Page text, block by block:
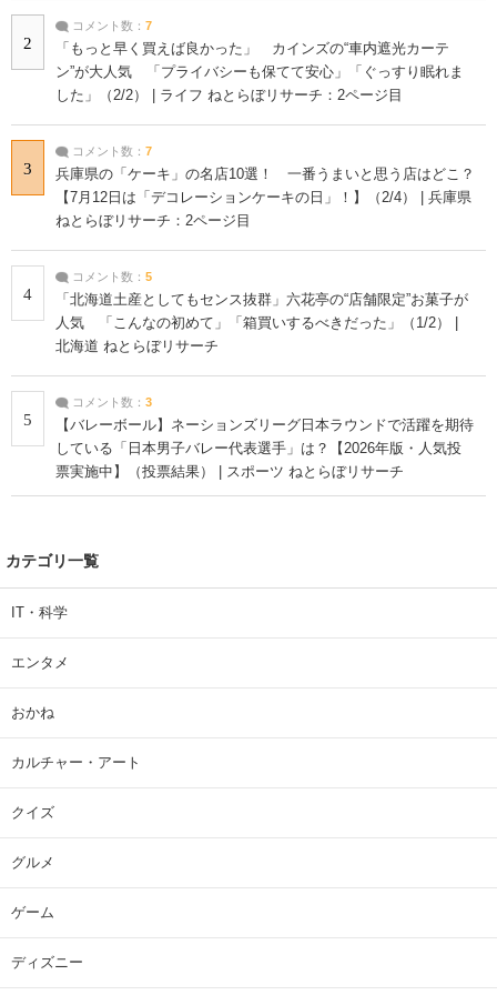
2
コメント数： 7
「もっと早く買えば良かった」 カインズの“車内遮光カーテ
ン”が大人気 「プライバシーも保てて安心」「ぐっすり眠れま
した」（2/2） | ライフ ねとらぼリサーチ：2ページ目
3
コメント数： 7
兵庫県の「ケーキ」の名店10選！ 一番うまいと思う店はどこ？
【7月12日は「デコレーションケーキの日」！】（2/4） | 兵庫県
ねとらぼリサーチ：2ページ目
4
コメント数： 5
「北海道土産としてもセンス抜群」六花亭の“店舗限定”お菓子が
人気 「こんなの初めて」「箱買いするべきだった」（1/2） |
北海道 ねとらぼリサーチ
5
コメント数： 3
【バレーボール】ネーションズリーグ日本ラウンドで活躍を期待
している「日本男子バレー代表選手」は？【2026年版・人気投
票実施中】（投票結果） | スポーツ ねとらぼリサーチ
カテゴリ一覧
IT・科学
エンタメ
おかね
カルチャー・アート
クイズ
グルメ
ゲーム
ディズニー